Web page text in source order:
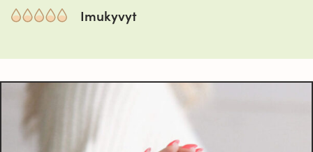
Imukyvyt